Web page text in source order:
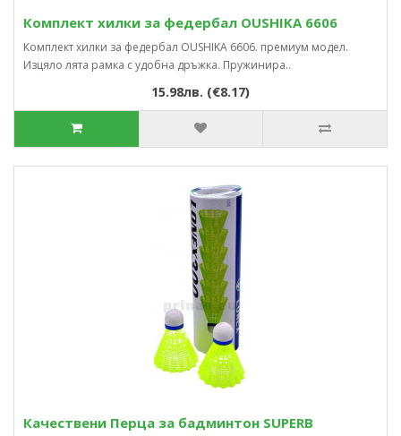
Комплект хилки за федербал OUSHIKA 6606
Комплект хилки за федербал OUSHIKA 6606. премиум модел.
Изцяло лята рамка с удобна дръжка. Пружинира..
15.98лв. (€8.17)
Качествени Перца за бадминтон SUPERB